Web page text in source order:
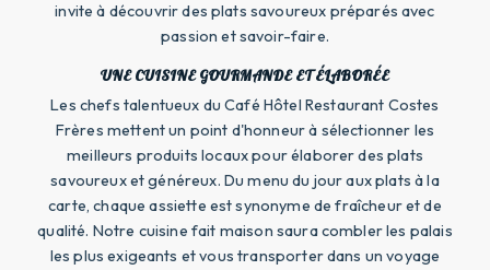
invite à découvrir des plats savoureux préparés avec
passion et savoir-faire.
UNE CUISINE GOURMANDE ET ÉLABORÉE
Les chefs talentueux du Café Hôtel Restaurant Costes
Frères mettent un point d'honneur à sélectionner les
meilleurs produits locaux pour élaborer des plats
savoureux et généreux. Du menu du jour aux plats à la
carte, chaque assiette est synonyme de fraîcheur et de
qualité. Notre cuisine fait maison saura combler les palais
les plus exigeants et vous transporter dans un voyage